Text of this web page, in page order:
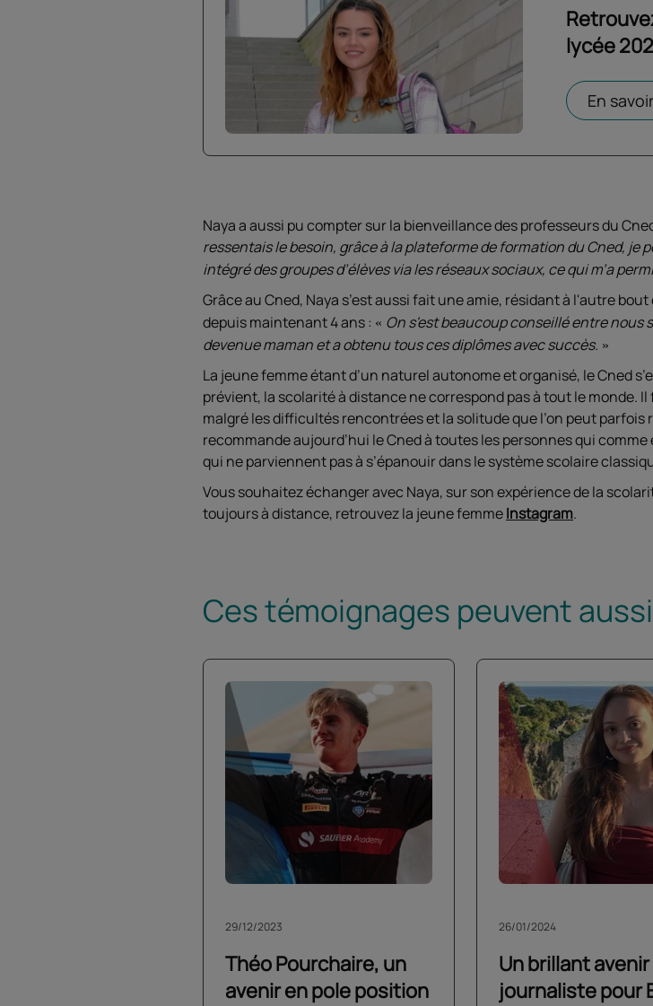
lycée
En
Ouvrir
Naya a aussi pu compter sur la bienveillance des professeurs du
ressentais le besoin, grâce à la plateforme de formation du Cned, je
intégré des groupes d’élèves via les réseaux sociaux, ce qui m’a
Grâce au Cned, Naya s’est aussi fait une amie, résidant à l'autre
depuis maintenant 4 ans :
On s'est beaucoup conseillé entre nous
devenue maman et a obtenu tous ces diplômes avec succès.
La jeune femme étant d’un naturel autonome et organisé, le Cned
prévient, la scolarité à distance ne correspond pas à tout le monde.
malgré les difficultés rencontrées et la solitude que l’on peut parfois
recommande aujourd’hui le Cned à toutes les personnes qui
qui ne parviennent pas à s’épanouir dans le système scolaire
Vous souhaitez échanger avec Naya, sur son expérience de la
toujours à distance, retrouvez la jeune femmeInstagram.
Ces témoignages peuvent
Théo Pourchaire, un
avenir en pole position
29/12/2023
Un brillant
journaliste pour
26/01/2024